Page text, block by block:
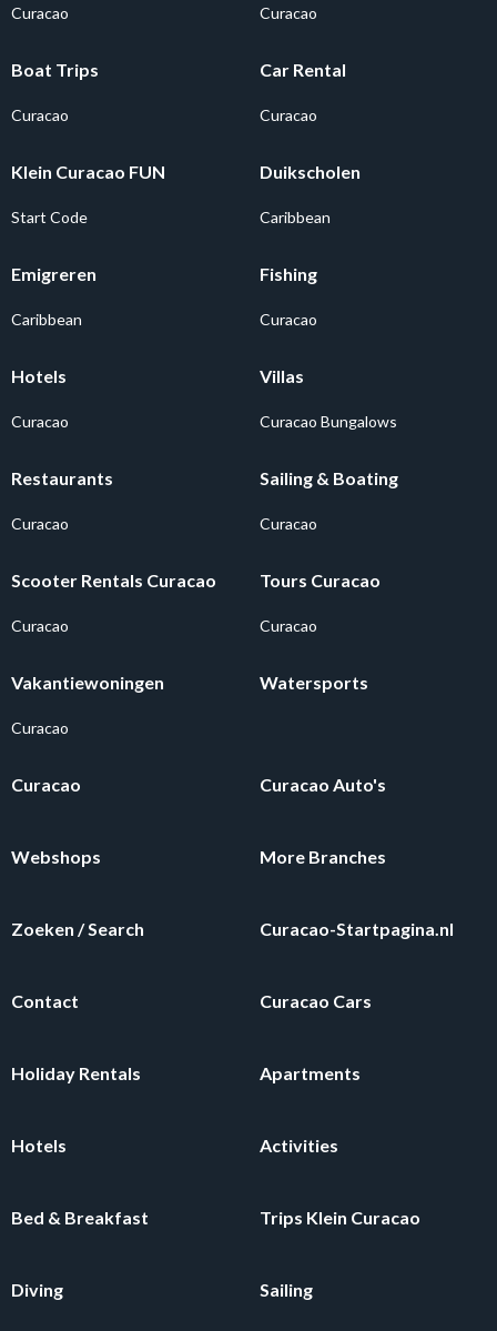
Curacao Curacao
Boat Trips
Curacao
Car Rental
Curacao
Klein Curacao FUN
Start Code
Duikscholen
Caribbean
Emigreren
Caribbean
Fishing
Curacao
Hotels
Curacao
Villas
Curacao Bungalows
Restaurants
Curacao
Sailing & Boating
Curacao
Scooter Rentals Curacao
Curacao
Tours Curacao
Curacao
Vakantiewoningen
Curacao
Watersports
Curacao Curacao Auto's
Webshops More Branches
Zoeken / Search Curacao-Startpagina.nl
Contact Curacao Cars
Holiday Rentals Apartments
Hotels Activities
Bed & Breakfast Trips Klein Curacao
Diving Sailing